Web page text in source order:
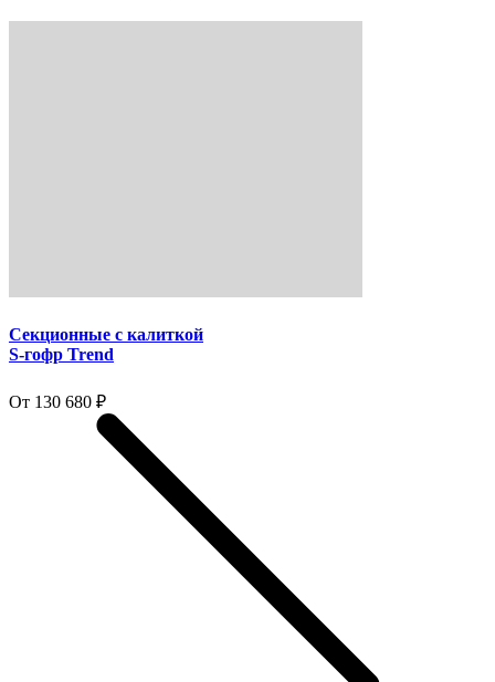
Секционные с калиткой
S-гофр Trend
От 130 680 ₽